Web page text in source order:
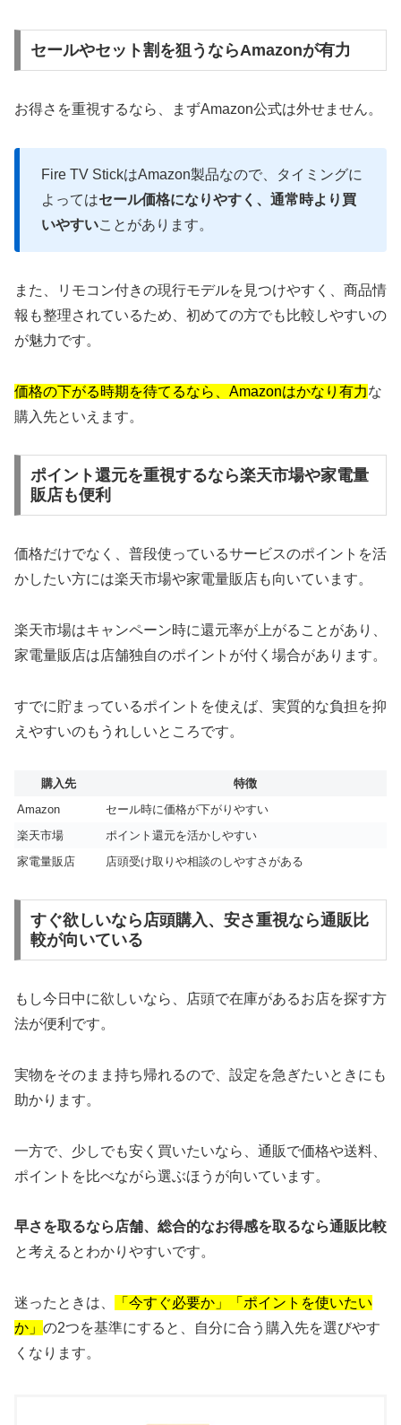
セールやセット割を狙うならAmazonが有力
お得さを重視するなら、まずAmazon公式は外せません。
Fire TV StickはAmazon製品なので、タイミングに
よってはセール価格になりやすく、通常時より買
いやすいことがあります。
また、リモコン付きの現行モデルを見つけやすく、商品情
報も整理されているため、初めての方でも比較しやすいの
が魅力です。
価格の下がる時期を待てるなら、Amazonはかなり有力な
購入先といえます。
ポイント還元を重視するなら楽天市場や家電量
販店も便利
価格だけでなく、普段使っているサービスのポイントを活
かしたい方には楽天市場や家電量販店も向いています。
楽天市場はキャンペーン時に還元率が上がることがあり、
家電量販店は店舗独自のポイントが付く場合があります。
すでに貯まっているポイントを使えば、実質的な負担を抑
えやすいのもうれしいところです。
購入先
特徴
Amazon
セール時に価格が下がりやすい
楽天市場
ポイント還元を活かしやすい
家電量販店
店頭受け取りや相談のしやすさがある
すぐ欲しいなら店頭購入、安さ重視なら通販比
較が向いている
もし今日中に欲しいなら、店頭で在庫があるお店を探す方
法が便利です。
実物をそのまま持ち帰れるので、設定を急ぎたいときにも
助かります。
一方で、少しでも安く買いたいなら、通販で価格や送料、
ポイントを比べながら選ぶほうが向いています。
早さを取るなら店舗、総合的なお得感を取るなら通販比較
と考えるとわかりやすいです。
迷ったときは、
「今すぐ必要か」「ポイントを使いたい
か」 の2つを基準にすると、自分に合う購入先を選びやす
くなります。